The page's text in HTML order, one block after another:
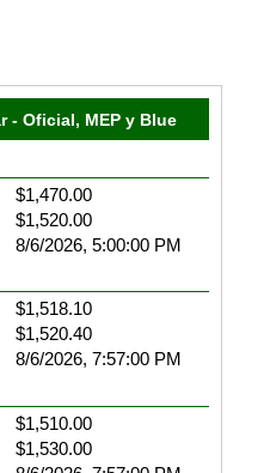
- Oficial, MEP y Blue
$1,470.00
$1,520.00
8/6/2026, 5:00:00 PM
$1,518.10
$1,520.40
8/6/2026, 7:57:00 PM
$1,510.00
$1,530.00